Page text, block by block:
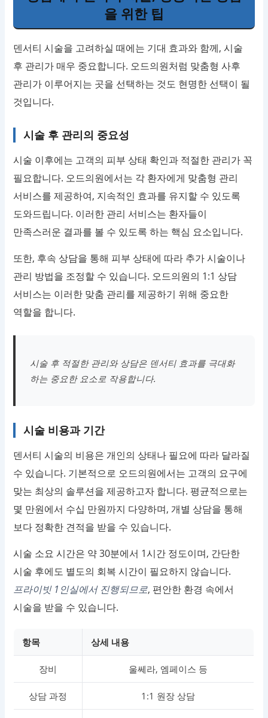
을 위한 팁
덴서티 시술을 고려하실 때에는 기대 효과와 함께, 시술
후 관리가 매우 중요합니다. 오드의원처럼 맞춤형 사후
관리가 이루어지는 곳을 선택하는 것도 현명한 선택이 될
것입니다.
시술 후 관리의 중요성
시술 이후에는 고객의 피부 상태 확인과 적절한 관리가 꼭
필요합니다. 오드의원에서는 각 환자에게 맞춤형 관리
서비스를 제공하여, 지속적인 효과를 유지할 수 있도록
도와드립니다. 이러한 관리 서비스는 환자들이
만족스러운 결과를 볼 수 있도록 하는 핵심 요소입니다.
또한, 후속 상담을 통해 피부 상태에 따라 추가 시술이나
관리 방법을 조정할 수 있습니다. 오드의원의 1:1 상담
서비스는 이러한 맞춤 관리를 제공하기 위해 중요한
역할을 합니다.
시술 후 적절한 관리와 상담은 덴서티 효과를 극대화
하는 중요한 요소로 작용합니다.
시술 비용과 기간
덴서티 시술의 비용은 개인의 상태나 필요에 따라 달라질
수 있습니다. 기본적으로 오드의원에서는 고객의 요구에
맞는 최상의 솔루션을 제공하고자 합니다. 평균적으로는
몇 만원에서 수십 만원까지 다양하며, 개별 상담을 통해
보다 정확한 견적을 받을 수 있습니다.
시술 소요 시간은 약 30분에서 1시간 정도이며, 간단한
시술 후에도 별도의 회복 시간이 필요하지 않습니다.
프라이빗 1인실에서 진행되므로, 편안한 환경 속에서
시술을 받을 수 있습니다.
항목 상세 내용
장비 울쎄라, 엠페이스 등
상담 과정 1:1 원장 상담